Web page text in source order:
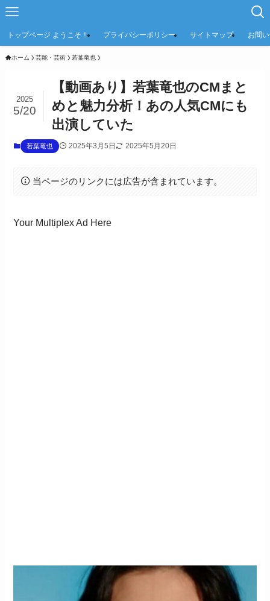
トップページ ようこそ！ プライバシーポリシー サイトマップ お問
ホーム 芸能・芸術 若葉竜也
【動画あり】若葉竜也のCMまと
めと魅力分析！あの人気CMにも
出演していた
2025
5/20
若葉竜也 2025年3月5日 2025年5月20日
当ページのリンクには広告が含まれています。
Your Multiplex Ad Here